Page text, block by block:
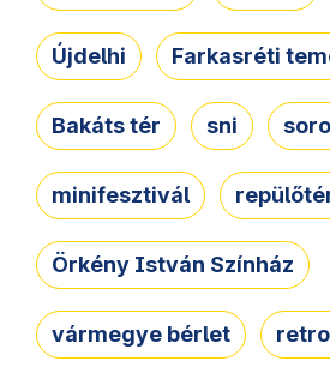
Újdelhi Farkasréti
Bakáts tér sni
minifesztivál
Örkény István Színház
vármegye bérlet